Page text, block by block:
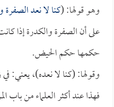
وهو قولها: (كنا لا نعد
على أن الصفرة والكدرة إذا
حكمها حكم الحيض.
وقولها: (كنا لا نعده)، يعني:
فهذا عند أكثر العلماء من